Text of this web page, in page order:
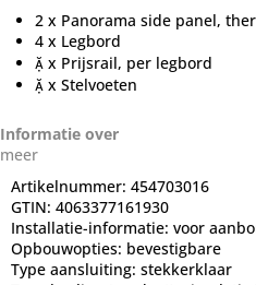
2 x Panorama side panel,
4 x Legbord
 x Prijsrail, per legbord
 x Stelvoeten
Informatie over
meer
Artikelnummer: 454703016
GTIN: 4063377161930
Installatie-informatie: voor
Opbouwopties: bevestigbare
Type aansluiting: stekkerklaar